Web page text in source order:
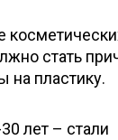
стать
пластику.
лет – стали